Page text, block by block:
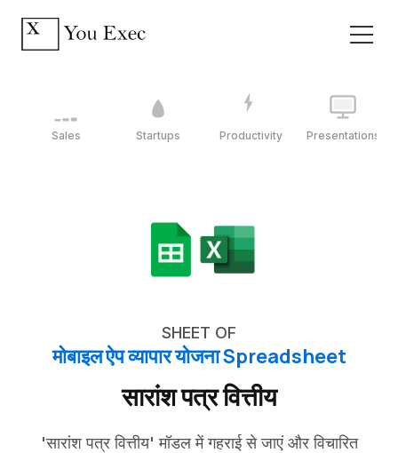
Sales Startups Productivity Presentations
SHEET OF
मोबाइल ऐप व्यापार योजना Spreadsheet
सारांश पत्र वित्तीय
'सारांश पत्र वित्तीय' मॉडल में गहराई से जाएं और विचारित